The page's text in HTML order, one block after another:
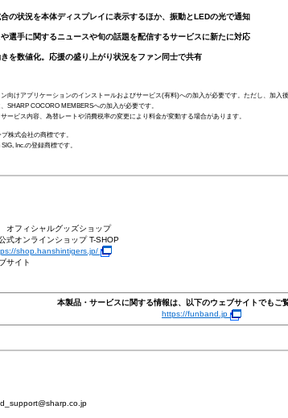
の状況を本体ディスプレイに表示するほか、振動とLEDの光で通知
選手に関するニュースや旬の話題を配信するサービスに新たに対応
を数値化。応援の盛り上がり状況をファン同士で共有
向けアプリケーションのインストールおよびサービス(有料)への加入が必要です。ただし、加入
SHARP COCORO MEMBERSへの加入が必要です。
ービス内容、為替レートや消費税率の変更により料金が変動する場合があります。
株式会社の商標です。
Inc.の登録商標です。
オフィシャルグッズショップ
式オンラインショップ T-SHOP
shop.hanshintigers.jp/
サイト
本製品・サービスに関する情報は、以下のウェブサイトでもご
https://funband.jp